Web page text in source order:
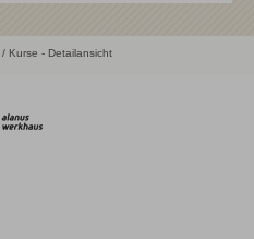
/ Kurse - Detailansicht